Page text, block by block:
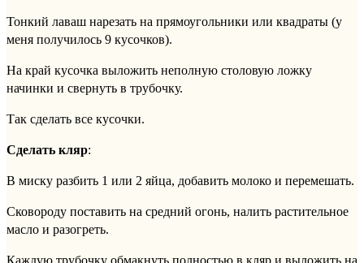
Тонкий лаваш нарезать на прямоугольники или квадраты (у
меня получилось 9 кусочков).
На край кусочка выложить неполную столовую ложку
начинки и свернуть в трубочку.
Так сделать все кусочки.
Сделать кляр:
В миску разбить 1 или 2 яйца, добавить молоко и перемешать.
Сковороду поставить на средний огонь, налить растительное
масло и разогреть.
Каждую трубочку обмакнуть полностью в кляр и выложить на